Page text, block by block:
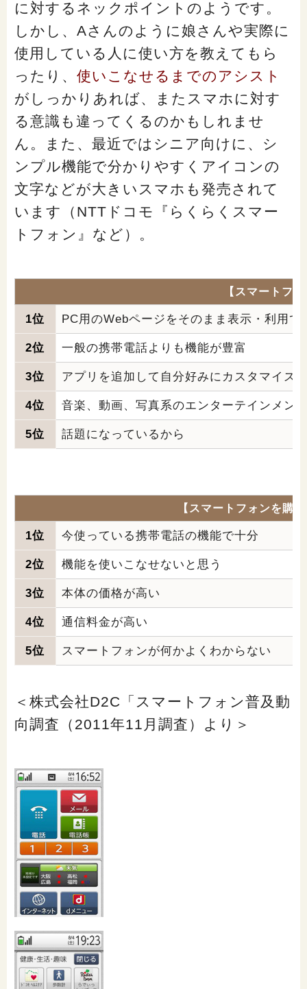
に対するネックポイントのようです。
しかし、Aさんのように娘さんや実際に
使用している人に使い方を教えてもら
ったり、 使いこなせるまでのアシスト
がしっかりあれば、またスマホに対す
る意識も違ってくるのかもしれませ
ん。また、最近ではシニア向けに、シ
ンプル機能で分かりやすくアイコンの
文字などが大きいスマホも発売されて
います（NTTドコモ『らくらくスマー
トフォン』など）。
【スマートフ
1位 PC用のWebページをそのまま表示・利用で
2位 一般の携帯電話よりも機能が豊富
3位 アプリを追加して自分好みにカスタマイズ
4位 音楽、動画、写真系のエンターテインメン
5位 話題になっているから
【スマートフォンを購
1位 今使っている携帯電話の機能で十分
2位 機能を使いこなせないと思う
3位 本体の価格が高い
4位 通信料金が高い
5位 スマートフォンが何かよくわからない
＜株式会社D2C「スマートフォン普及動
向調査（2011年11月調査）より＞